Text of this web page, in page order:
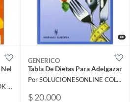
Por DISTRILIBROS EMY BOOK SAS
GENERICO
Tabla De Dietas Para Adelgazar
Por SOLUCIONESONLINE COLOMBIA SAS
$ 20.000